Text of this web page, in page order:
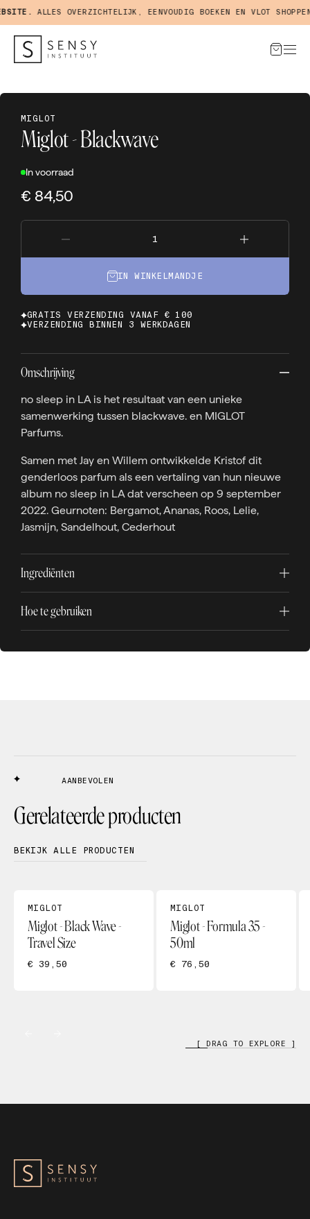
ALLES OVERZICHTELIJK, EENVOUDIG BOEKEN EN VLOT SHOPPEN
MIGLOT
Miglot - Blackwave
In voorraad
€ 84,50
IN WINKELMANDJE
GRATIS VERZENDING VANAF € 100
VERZENDING BINNEN 3 WERKDAGEN
Omschrijving
no sleep in LA is het resultaat van een unieke
samenwerking tussen blackwave. en MIGLOT
Parfums.
Samen met Jay en Willem ontwikkelde Kristof dit
genderloos parfum als een vertaling van hun nieuwe
album no sleep in LA dat verscheen op 9 september
2022. Geurnoten: Bergamot, Ananas, Roos, Lelie,
Jasmijn, Sandelhout, Cederhout
Ingrediënten
Hoe te gebruiken
AANBEVOLEN
Gerelateerde producten
BEKIJK ALLE PRODUCTEN
MIGLOT
Miglot - Black Wave -
Travel Size
€ 39,50
MIGLOT
Miglot - Formula 35 -
50ml
€ 76,50
[ DRAG TO EXPLORE ]